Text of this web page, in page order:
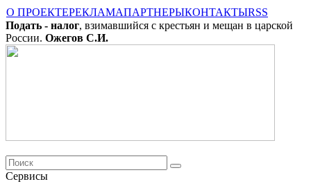
О ПРОЕКТЕРЕКЛАМАПАРТНЕРЫКОНТАКТЫRSS
Подать - налог, взимавшийся с крестьян и мещан в царской
России. Ожегов С.И.
Сервисы